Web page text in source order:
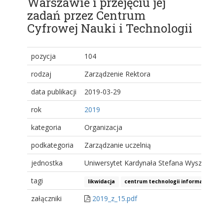
zadań przez Centrum
Cyfrowej Nauki i Technologii
pozycja
104
rodzaj
Zarządzenie Rektora
data publikacji
2019-03-29
rok
2019
kategoria
Organizacja
podkategoria
Zarządzanie uczelnią
jednostka
Uniwersytet Kardynała Stefana
tagi
likwidacja centrum technologii
załączniki 2019_z_15.pdf